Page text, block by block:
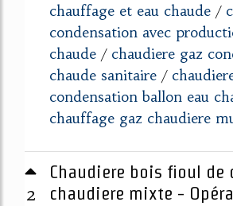
chauffage et eau chaude /
condensation avec
chaude / chaudiere gaz
chaude sanitaire /
condensation ballon eau
chauffage gaz chaudiere
2
Chaudiere bois fioul de
chaudiere mixte -